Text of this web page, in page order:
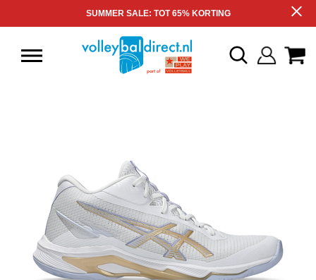
SUMMER SALE: TOT 65% KORTING